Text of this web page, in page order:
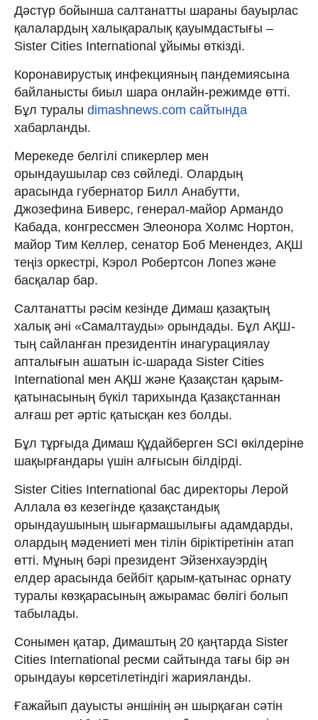
Дәстүр бойынша салтанатты шараны бауырлас
қалалардың халықаралық қауымдастығы –
Sister Cities International ұйымы өткізді.
Коронавирустық инфекцияның пандемиясына
байланысты биыл шара онлайн-режимде өтті.
Бұл туралы dimashnews.com сайтында
хабарланды.
Мерекеде белгілі спикерлер мен
орындаушылар сөз сөйледі. Олардың
арасында губернатор Билл Анабутти,
Джозефина Биверс, генерал-майор Армандо
Кабада, конгрессмен Элеонора Холмс Нортон,
майор Тим Келлер, сенатор Боб Менендез, АҚШ
теңіз оркестрі, Кэрол Робертсон Лопез және
басқалар бар.
Салтанатты рәсім кезінде Димаш қазақтың
халық әні «Самалтауды» орындады. Бұл АҚШ-
тың сайланған президентін инагурациялау
апталығын ашатын іс-шарада Sister Cities
International мен АҚШ және Қазақстан қарым-
қатынасының бүкіл тарихында Қазақстаннан
алғаш рет әртіс қатысқан кез болды.
Бұл тұрғыда Димаш Құдайберген SCI өкілдеріне
шақырғандары үшін алғысын білдірді.
Sister Cities International бас директоры Лерой
Аллала өз кезегінде қазақстандық
орындаушының шығармашылығы адамдарды,
олардың мәдениеті мен тілін біріктіретінін атап
өтті. Мұның бәрі президент Эйзенхауэрдің
елдер арасында бейбіт қарым-қатынас орнату
туралы көзқарасының ажырамас бөлігі болып
табылады.
Сонымен қатар, Димаштың 20 қаңтарда Sister
Cities International ресми сайтында тағы бір ән
орындауы көрсетілетіндігі жарияланды.
Ғажайып дауысты әншінің ән шырқаған сәтін